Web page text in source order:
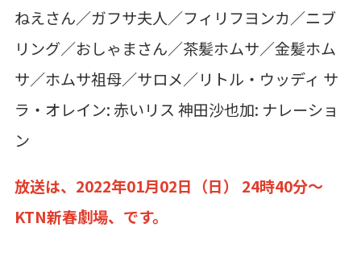
ねえさん／ガフサ夫人／フィリフヨンカ／ニブ
リング／おしゃまさん／茶髪ホムサ／金髪ホム
サ／ホムサ祖母／サロメ／リトル・ウッディ サ
ラ・オレイン: 赤いリス 神田沙也加: ナレーショ
ン
放送は、2022年01月02日（日） 24時40分～
KTN新春劇場、です。